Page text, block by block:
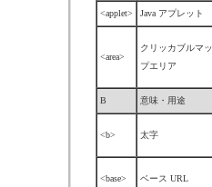
<applet> Java アプレット
<area>
クリッカブルマッ
プエリア
B 意味・用途
<b> 太字
<base> ベース URL